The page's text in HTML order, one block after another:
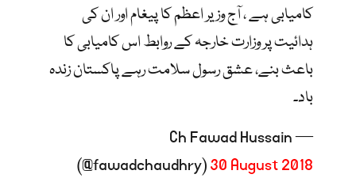
کامیابی ہے ، آج وزیر اعظم کا پیغام اور ان کی
ہدائیت پر وزارت خارجہ کے روابط اس کامیابی کا
باعث بنے، عشق رسول سلامت رہے پاکستان زندہ
باد۔
— Ch Fawad Hussain
(@fawadchaudhry)30 August 2018